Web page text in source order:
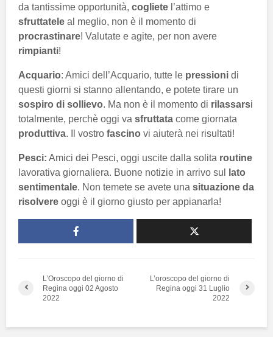
da tantissime opportunità, cogliete l’attimo e
sfruttatele al meglio, non è il momento di
procrastinare! Valutate e agite, per non avere
rimpianti!
Acquario: Amici dell’Acquario, tutte le pressioni di
questi giorni si stanno allentando, e potete tirare un
sospiro di sollievo. Ma non è il momento di rilassarsi
totalmente, perchè oggi va sfruttata come giornata
produttiva. Il vostro fascino vi aiuterà nei risultati!
Pesci: Amici dei Pesci, oggi uscite dalla solita routine
lavorativa giornaliera. Buone notizie in arrivo sul
lato
sentimentale. Non temete se avete una situazione da
risolvere oggi è il giorno giusto per appianarla!
L’Oroscopo del giorno di
Regina oggi 02 Agosto
2022
L’oroscopo del giorno di
Regina oggi 31 Luglio
2022